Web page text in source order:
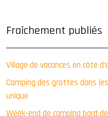
Fraîchement publiés
Village de vacances en côte
Camping des grottes dans
unique
Week-end de camping bord